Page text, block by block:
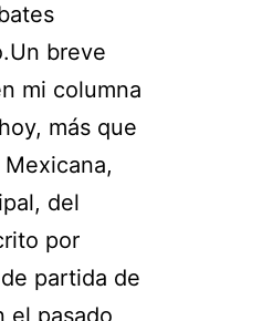
breve
mi columna
más que
del
por
partida de
el pasado